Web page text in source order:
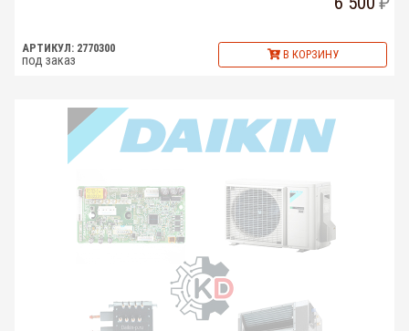
АРТИКУЛ: 2770300
под заказ В КОРЗИНУ